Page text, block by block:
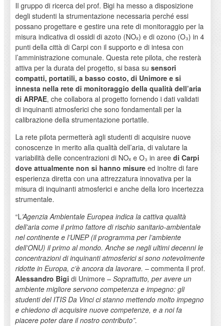
Il gruppo di ricerca del prof. Bigi ha messo a disposizione
degli studenti la strumentazione necessaria perché essi
possano progettare e gestire una rete di monitoraggio per la
misura indicativa di ossidi di azoto (NOₓ) e di ozono (O₃) in 4
punti della città di Carpi con il supporto e di intesa con
l’amministrazione comunale. Questa rete pilota, che resterà
attiva per la durata del progetto, si basa su sensori
compatti, portatili, a basso costo, di Unimore e si
innesta nella rete di monitoraggio della qualità dell’aria
di ARPAE, che collabora al progetto fornendo i dati validati
di inquinanti atmosferici che sono fondamentali per la
calibrazione della strumentazione portatile.
La rete pilota permetterà agli studenti di acquisire nuove
conoscenze in merito alla qualità dell’aria, di valutare la
variabilità delle concentrazioni di NOₓ e O₃ in aree di Carpi
dove attualmente non si hanno misureed inoltre di fare
esperienza diretta con una attrezzatura innovativa per la
misura di inquinanti atmosferici e anche della loro incertezza
strumentale.
“L’Agenzia Ambientale Europea indica la cattiva qualità
dell’aria come il primo fattore di rischio sanitario-ambientale
nel continente e l’UNEP (il programma per l’ambiente
dell’ONU) il primo al mondo. Anche se negli ultimi decenni le
concentrazioni di inquinanti atmosferici si sono notevolmente
ridotte in Europa, c’è ancora da lavorare. –commenta il prof.
Alessandro Bigi di Unimore – Soprattutto, per avere un
ambiente migliore servono competenza e impegno: gli
studenti del ITIS Da Vinci ci stanno mettendo molto impegno
e chiedono di acquisire nuove competenze, e a noi fa
piacere poter dare il nostro contributo”.